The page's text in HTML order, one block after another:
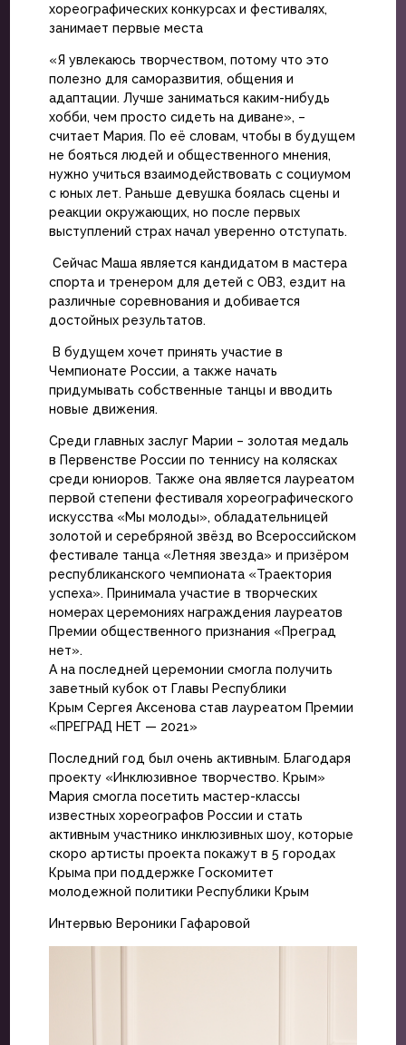
хореографических конкурсах и фестивалях,
занимает первые места
«Я увлекаюсь творчеством, потому что это
полезно для саморазвития, общения и
адаптации. Лучше заниматься каким-нибудь
хобби, чем просто сидеть на диване», –
считает Мария. По её словам, чтобы в будущем
не бояться людей и общественного мнения,
нужно учиться взаимодействовать с социумом
с юных лет. Раньше девушка боялась сцены и
реакции окружающих, но после первых
выступлений страх начал уверенно отступать.
Сейчас Маша является кандидатом в мастера
спорта и тренером для детей с ОВЗ, ездит на
различные соревнования и добивается
достойных результатов.
В будущем хочет принять участие в
Чемпионате России, а также начать
придумывать собственные танцы и вводить
новые движения.
Среди главных заслуг Марии – золотая медаль
в Первенстве России по теннису на колясках
среди юниоров. Также она является лауреатом
первой степени фестиваля хореографического
искусства «Мы молоды», обладательницей
золотой и серебряной звёзд во Всероссийском
фестивале танца «Летняя звезда» и призёром
республиканского чемпионата «Траектория
успеха». Принимала участие в творческих
номерах церемониях награждения лауреатов
Премии общественного признания «Преград
нет».
А на последней церемонии смогла получить
заветный кубок от Главы Республики
Крым Сергея Аксенова став лауреатом Премии
«ПРЕГРАД НЕТ — 2021»
Последний год был очень активным. Благодаря
проекту «Инклюзивное творчество. Крым»
Мария смогла посетить мастер-классы
известных хореографов России и стать
активным участнико инклюзивных шоу, которые
скоро артисты проекта покажут в 5 городах
Крыма при поддержке Госкомитет
молодежной политики Республики Крым
Интервью Вероники Гафаровой